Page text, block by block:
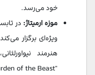
خود می‌رسد.
موزه ارمیتاژ: در
ویژه‌ای برگزار
هنرمند